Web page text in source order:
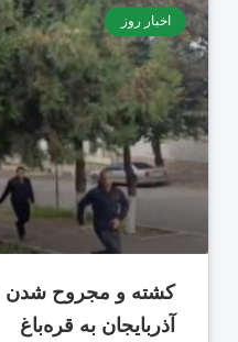
اخبار روز
آذربایجان به قره‌باغ